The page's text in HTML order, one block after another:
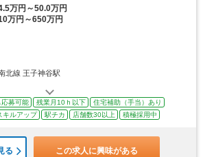
万円～50.0万円
万円～650万円
北線 王子神谷駅
応募可能 残業月10ｈ以下
住宅補助（手当）あり
キルアップ 駅チカ 店舗数30以上 積極採用中
る この求人に興味がある